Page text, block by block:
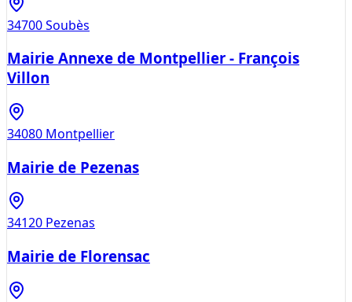
34700Soubès
Mairie Annexe de Montpellier - François
Villon
34080 Montpellier
Mairie de Pezenas
34120 Pezenas
Mairie de Florensac